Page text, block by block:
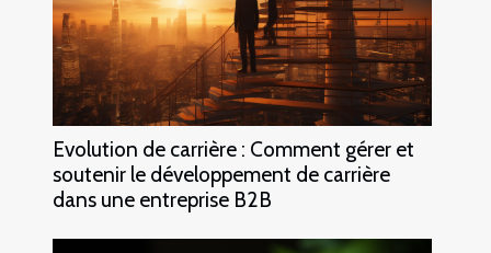
Evolution de carrière : Comment gérer et
soutenir le développement de carrière
dans une entreprise B2B